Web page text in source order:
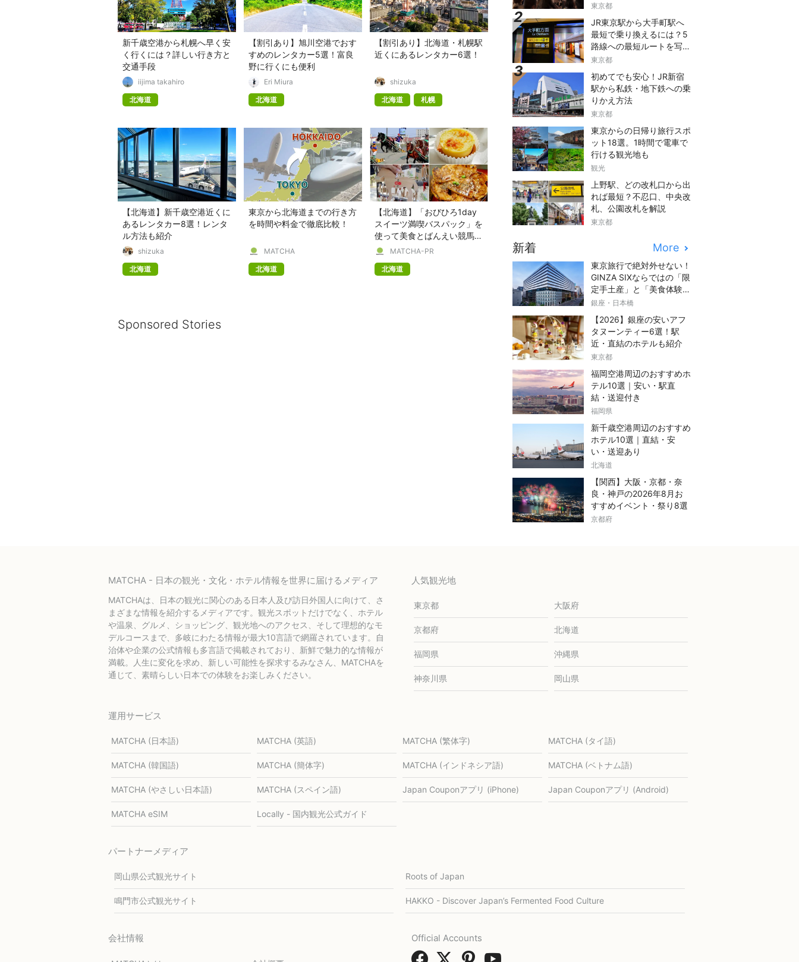
新千歳空港から札幌へ早く安
く行くには？詳しい行き方と
交通手段
iijima takahiro
北海道
【割引あり】旭川空港でおす
すめのレンタカー5選！富良
野に行くにも便利
Eri Miura
北海道
【割引あり】北海道・札幌駅
近くにあるレンタカー6選！
shizuka
北海道
札幌
【北海道】新千歳空港近くに
あるレンタカー8選！レンタ
ル方法も紹介
shizuka
北海道
東京から北海道までの行き方
を時間や料金で徹底比較！
MATCHA
北海道
【北海道】「おびひろ1day
スイーツ満喫バスパック」を
使って美食とばんえい競馬を
楽しもう！
MATCHA-PR
北海道
Sponsored Stories
東京都
JR東京駅から大手町駅へ
最短で乗り換えるには？5
路線への最短ルートを写真
つきでご紹介
東京都
初めてでも安心！JR新宿
駅から私鉄・地下鉄への乗
りかえ方法
東京都
東京からの日帰り旅行スポ
ット18選。1時間で電車で
行ける観光地も
観光
上野駅、どの改札口から出
れば最短？不忍口、中央改
札、公園改札を解説
東京都
新着 More
東京旅行で絶対外せない！
GINZA SIXならではの「限
定手土産」と「美食体験」
完全ガイド
銀座・日本橋
【2026】銀座の安いアフ
タヌーンティー6選！駅
近・直結のホテルも紹介
東京都
福岡空港周辺のおすすめホ
テル10選｜安い・駅直
結・送迎付き
福岡県
新千歳空港周辺のおすすめ
ホテル10選｜直結・安
い・送迎あり
北海道
【関西】大阪・京都・奈
良・神戸の2026年8月お
すすめイベント・祭り8選
京都府
MATCHA - 日本の観光・文化・ホテル情報を世界に届けるメディア
MATCHAは、日本の観光に関心のある日本人及び訪日外国人に向けて、さ
まざまな情報を紹介するメディアです。観光スポットだけでなく、ホテル
や温泉、グルメ、ショッピング、観光地へのアクセス、そして理想的なモ
デルコースまで、多岐にわたる情報が最大10言語で網羅されています。自
治体や企業の公式情報も多言語で掲載されており、新鮮で魅力的な情報が
満載。人生に変化を求め、新しい可能性を探求するみなさん、MATCHAを
通じて、素晴らしい日本での体験をお楽しみください。
人気観光地
東京都 大阪府
京都府 北海道
福岡県 沖縄県
神奈川県 岡山県
運用サービス
MATCHA (日本語) MATCHA (英語) MATCHA (繁体字) MATCHA (タイ語)
MATCHA (韓国語) MATCHA (簡体字) MATCHA (インドネシア語) MATCHA (ベトナム語)
MATCHA (やさしい日本語) MATCHA (スペイン語) Japan Couponアプリ (iPhone) Japan Couponアプリ (Android)
MATCHA eSIM Locally - 国内観光公式ガイド
パートナーメディア
岡山県公式観光サイト Roots of Japan
鳴門市公式観光サイト HAKKO - Discover Japan’s Fermented Food Culture
会社情報 Official Accounts